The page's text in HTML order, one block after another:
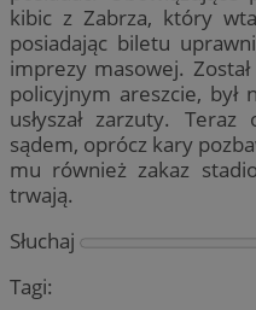
kibic z Zabrza, który
posiadając biletu
imprezy masowej.
policyjnym areszcie, był
usłyszał zarzuty.
sądem, oprócz kary
mu również zakaz
trwają.
Słuchaj
Tagi: